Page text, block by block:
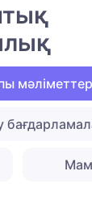
мәліметтер